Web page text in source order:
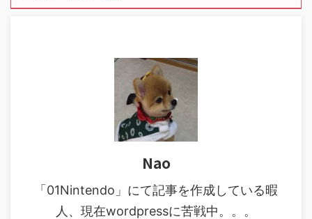
Nao
「01Nintendo」にて記事を作成している暇
人、現在wordpressに苦戦中。。。